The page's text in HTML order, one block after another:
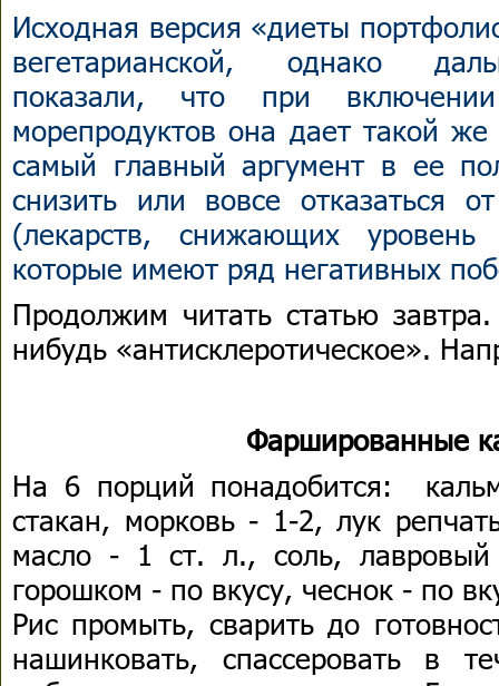
Исходная версия «диеты
вегетарианской, однако
показали, что при
морепродуктов она дает такой
самый главный аргумент в ее
снизить или вовсе отказаться
(лекарств, снижающих
которые имеют ряд негативных
Продолжим читать статью
нибудь «антисклеротическое».
Фаршированные
На 6 порций понадобится:
стакан, морковь - 1-2, лук
масло - 1 ст. л., соль,
горошком - по вкусу, чеснок - по
Рис промыть, сварить до
нашинковать, спассеровать в